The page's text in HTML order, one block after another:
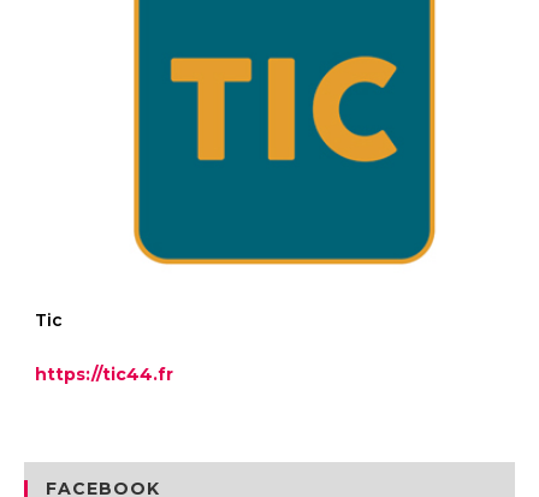
Tic
https://tic44.fr
FACEBOOK